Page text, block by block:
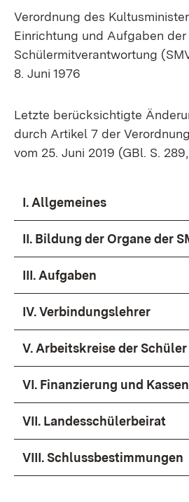
Verordnung des
Einrichtung und Aufgaben der
Schülermitverantwortung
8. Juni 1976
Letzte berücksichtigte
durch Artikel 7 der Verordnung
vom 25. Juni 2019 (GBl. S.
I. Allgemeines​
II. Bildung der Organe der
III. Aufgaben
IV. Verbindungslehrer
V. Arbeitskreise der Schüler
VI. Finanzierung und
VII. Landesschülerbeirat
VIII. Schlussbestimmungen